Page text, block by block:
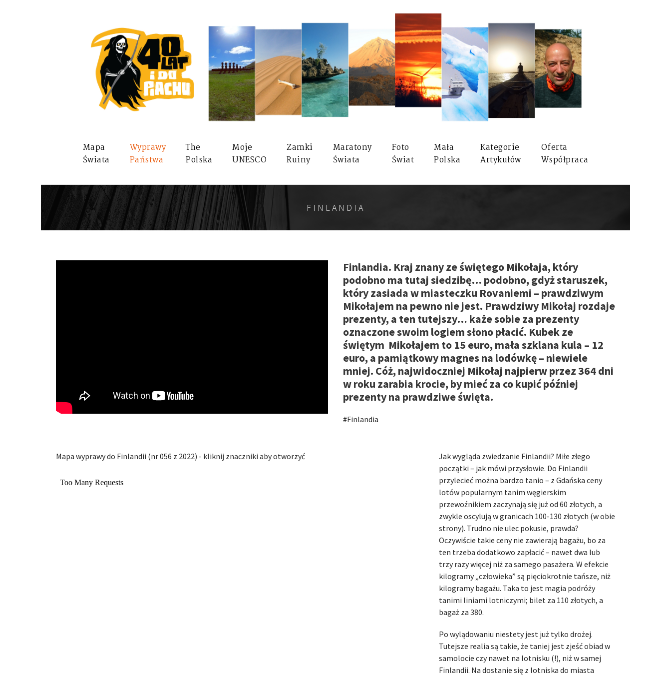
Mapa
Świata
Wyprawy
Państwa
The
Polska
Moje
UNESCO
Zamki
Ruiny
Maratony
Świata
Foto
Świat
Mała
Polska
Kategorie
Artykułów
Oferta
Współpraca
FINLANDIA
Finlandia. Kraj znany ze świętego Mikołaja, który
podobno ma tutaj siedzibę… podobno, gdyż staruszek,
który zasiada w miasteczku Rovaniemi – prawdziwym
Mikołajem na pewno nie jest. Prawdziwy Mikołaj rozdaje
prezenty, a ten tutejszy… każe sobie za prezenty
oznaczone swoim logiem słono płacić. Kubek ze
świętym Mikołajem to 15 euro, mała szklana kula – 12
euro, a pamiątkowy magnes na lodówkę – niewiele
mniej. Cóż, najwidoczniej Mikołaj najpierw przez 364 dni
w roku zarabia krocie, by mieć za co kupić później
prezenty na prawdziwe święta.
#Finlandia
Mapa wyprawy do Finlandii (nr 056 z 2022) - kliknij znaczniki aby otworzyć
Jak wygląda zwiedzanie Finlandii? Miłe złego
początki – jak mówi przysłowie. Do Finlandii
przylecieć można bardzo tanio – z Gdańska ceny
lotów popularnym tanim węgierskim
przewoźnikiem zaczynają się już od 60 złotych, a
zwykle oscylują w granicach 100-130 złotych (w obie
strony). Trudno nie ulec pokusie, prawda?
Oczywiście takie ceny nie zawierają bagażu, bo za
ten trzeba dodatkowo zapłacić – nawet dwa lub
trzy razy więcej niż za samego pasażera. W efekcie
kilogramy „człowieka” są pięciokrotnie tańsze, niż
kilogramy bagażu. Taka to jest magia podróży
tanimi liniami lotniczymi; bilet za 110 złotych, a
bagaż za 380.
Po wylądowaniu niestety jest już tylko drożej.
Tutejsze realia są takie, że taniej jest zjeść obiad w
samolocie czy nawet na lotnisku (!), niż w samej
Finlandii. Na dostanie się z lotniska do miasta